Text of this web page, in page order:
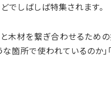
でしばしば特集されます。
木材を繋ぎ合わせるための
箇所で使われているのか」